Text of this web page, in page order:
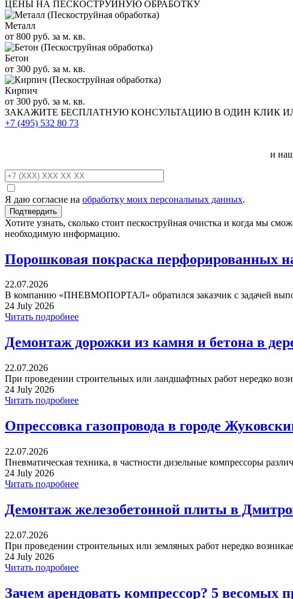
ЦЕНЫ НА ПЕСКОСТРУЙНУЮ ОБРАБОТКУ
Металл
от 800 руб. за м. кв.
Бетон
от 300 руб. за м. кв.
Кирпич
от 300 руб. за м. кв.
ЗАКАЖИТЕ БЕСПЛАТНУЮ КОНСУЛЬТАЦИЮ В ОДИН КЛИК
+7 (495) 532 80 73
и
Я даю согласие на обработку моих персональных данных.
Хотите узнать, сколько стоит пескоструйная очистка и когда мы
необходимую информацию.
Порошковая покраска перфорированных
22.07.2026
В компанию «ПНЕВМОПОРТАЛ» обратился заказчик с задачей
24 July 2026
Читать подробнее
Демонтаж дорожки из камня и бетона в
22.07.2026
При проведении строительных или ландшафтных работ нередко
24 July 2026
Читать подробнее
Опрессовка газопровода в городе
22.07.2026
Пневматическая техника, в частности дизельные компрессоры
24 July 2026
Читать подробнее
Демонтаж железобетонной плиты в
22.07.2026
При проведении строительных или земляных работ нередко
24 July 2026
Читать подробнее
Зачем арендовать компрессор? 5 весомых